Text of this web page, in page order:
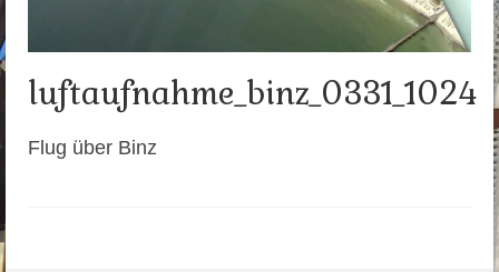
luftaufnahme_binz_0331_1024
Flug über Binz